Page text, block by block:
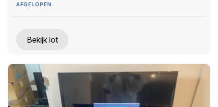
AFGELOPEN
Bekijk lot